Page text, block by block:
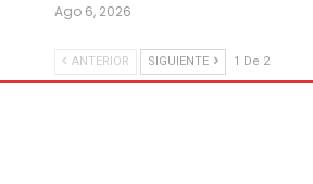
Ago 6, 2026
ANTERIOR SIGUIENTE 1 De 2